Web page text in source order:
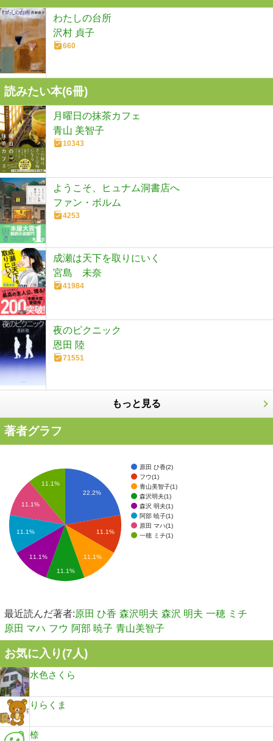
わたしの台所
沢村 貞子
660
読みたい本(6冊)
月曜日の抹茶カフェ
青山 美智子
10343
ようこそ、ヒュナム洞書店へ
ファン・ボルム
4253
成瀬は天下を取りにいく
宮島 未奈
41984
夜のピクニック
恩田 陸
71551
もっと見る
著者グラフ
原田 ひ香(2)
フウ(1)
青山美智子(1)
森沢明夫(1)
森沢 明夫(1)
阿部 暁子(1)
原田 マハ(1)
一穂 ミチ(1)
22.2%
11.1%
11.1%
11.1%
11.1%
11.1%
11.1%
11.1%
最近読んだ著者:原田 ひ香 森沢明夫 森沢 明夫 一穂 ミチ
原田 マハ フウ 阿部 暁子 青山美智子
お気に入り(7人)
水色さくら
りらくま
㮈